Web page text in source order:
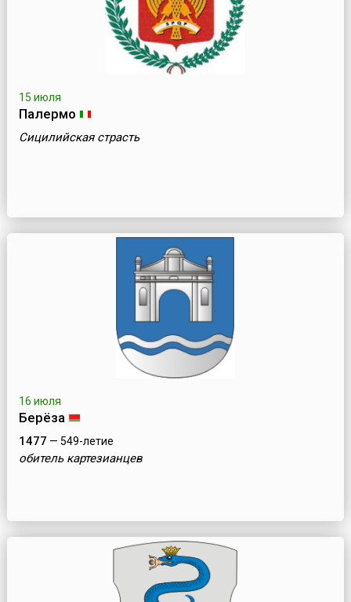
15 июля
Палермо
Сицилийская страсть
16 июля
Берёза
1477 — 549-летие
обитель картезианцев